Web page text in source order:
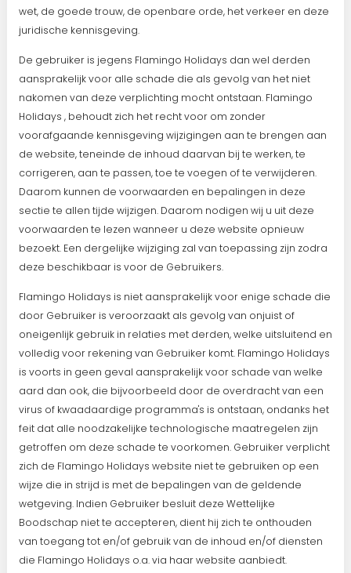
wet, de goede trouw, de openbare orde, het verkeer en deze
juridische kennisgeving.
De gebruiker is jegens Flamingo Holidays dan wel derden
aansprakelijk voor alle schade die als gevolg van het niet
nakomen van deze verplichting mocht ontstaan. Flamingo
Holidays , behoudt zich het recht voor om zonder
voorafgaande kennisgeving wijzigingen aan te brengen aan
de website, teneinde de inhoud daarvan bij te werken, te
corrigeren, aan te passen, toe te voegen of te verwijderen.
Daarom kunnen de voorwaarden en bepalingen in deze
sectie te allen tijde wijzigen. Daarom nodigen wij u uit deze
voorwaarden te lezen wanneer u deze website opnieuw
bezoekt. Een dergelijke wijziging zal van toepassing zijn zodra
deze beschikbaar is voor de Gebruikers.
Flamingo Holidays is niet aansprakelijk voor enige schade die
door Gebruiker is veroorzaakt als gevolg van onjuist of
oneigenlijk gebruik in relaties met derden, welke uitsluitend en
volledig voor rekening van Gebruiker komt. Flamingo Holidays
is voorts in geen geval aansprakelijk voor schade van welke
aard dan ook, die bijvoorbeeld door de overdracht van een
virus of kwaadaardige programma's is ontstaan, ondanks het
feit dat alle noodzakelijke technologische maatregelen zijn
getroffen om deze schade te voorkomen. Gebruiker verplicht
zich de Flamingo Holidays website niet te gebruiken op een
wijze die in strijd is met de bepalingen van de geldende
wetgeving. Indien Gebruiker besluit deze Wettelijke
Boodschap niet te accepteren, dient hij zich te onthouden
van toegang tot en/of gebruik van de inhoud en/of diensten
die Flamingo Holidays o.a. via haar website aanbiedt.